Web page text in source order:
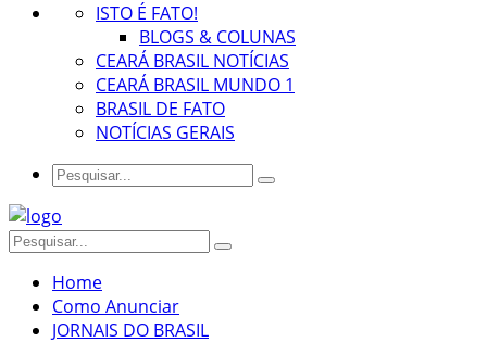
ISTO É FATO!
BLOGS & COLUNAS
CEARÁ BRASIL NOTÍCIAS
CEARÁ BRASIL MUNDO 1
BRASIL DE FATO
NOTÍCIAS GERAIS
Home
Como Anunciar
JORNAIS DO BRASIL